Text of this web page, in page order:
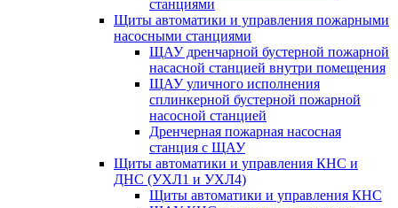
станциями
Щиты автоматики и управления пожарными
насосными станциями
ЩАУ дренчарной бустерной пожарной
насасной станцией внутри помещения
ЩАУ уличного исполнения
сплинкерной бустерной пожарной
насосной станцией
Дренчерная пожарная насосная
станция с ЩАУ
Щиты автоматики и управления КНС и
ДНС (УХЛ1 и УХЛ4)
Щиты автоматики и управления КНС